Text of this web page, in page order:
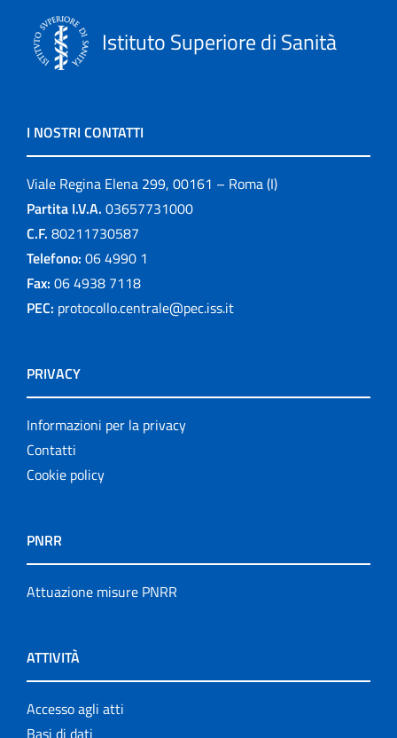
Istituto Superiore di Sanità
I NOSTRI CONTATTI
Viale Regina Elena 299, 00161 – Roma (I)
Partita I.V.A. 03657731000
C.F. 80211730587
Telefono: 06 4990 1
Fax: 06 4938 7118
PEC: protocollo.centrale@pec.iss.it
PRIVACY
Informazioni per la privacy
Contatti
Cookie policy
PNRR
Attuazione misure PNRR
ATTIVITÀ
Accesso agli atti
Basi di dati